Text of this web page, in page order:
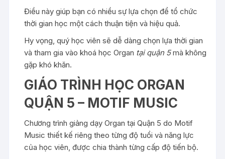
Điều này giúp bạn có nhiều sự lựa chọn để tổ chức
thời gian học một cách thuận tiện và hiệu quả.
Hy vọng, quý học viên sẽ dễ dàng chọn lựa thời gian
và tham gia vào khoá học Organ tại quận 5mà không
gặp khó khăn.
GIÁO TRÌNH HỌC ORGAN
QUẬN 5 – MOTIF MUSIC
Chương trình giảng dạy Organ tại Quận 5 do Motif
Music thiết kế riêng theo từng độ tuổi và năng lực
của học viên, được chia thành từng cấp độ tiến bộ.